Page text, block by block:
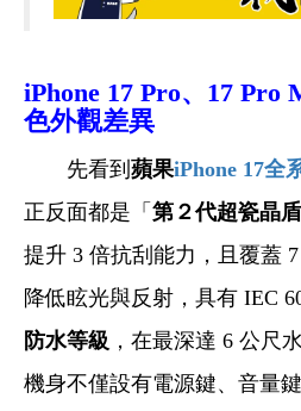
iPhone 17 Pro、17 Pro
色外觀差異
先看到 蘋果iPhone 17全
正反面都是「 第２代超瓷晶
提升 3 倍抗刮能力，且覆蓋
降低眩光與反射，具有 IEC
防水等級 ，在最深達 6 公尺
機身不僅設有電源鍵、音量